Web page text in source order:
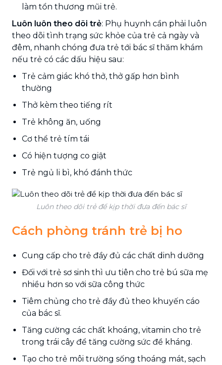
làm tổn thương mũi trẻ.
Luôn luôn theo dõi trẻ: Phụ huynh cần phải luôn
theo dõi tình trạng sức khỏe của trẻ cả ngày và
đêm, nhanh chóng đưa trẻ tới bác sĩ thăm khám
nếu trẻ có các dấu hiệu sau:
Trẻ cảm giác khó thở, thở gấp hơn bình
thường
Thở kèm theo tiếng rít
Trẻ không ăn, uống
Cơ thể trẻ tím tái
Có hiện tượng co giật
Trẻ ngủ li bì, khó đánh thức
Luôn theo dõi trẻ để kịp thời đưa đến bác sĩ
Cách phòng tránh trẻ bị ho
Cung cấp cho trẻ đầy đủ các chất dinh dưỡng
Đối với trẻ sơ sinh thì ưu tiên cho trẻ bú sữa mẹ
nhiều hơn so với sữa công thức
Tiêm chủng cho trẻ đầy đủ theo khuyến cáo
của bác sĩ.
Tăng cường các chất khoáng, vitamin cho trẻ
trong trái cây để tăng cường sức đề kháng.
Tạo cho trẻ môi trường sống thoáng mát, sạch